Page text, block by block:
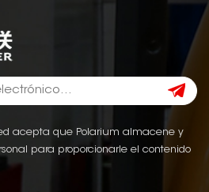
acepta que Polarium almacene y
para proporcionarle el contenido